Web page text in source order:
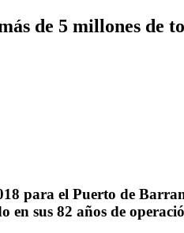
de 5 millones de
para el Puerto de
en sus 82 años de